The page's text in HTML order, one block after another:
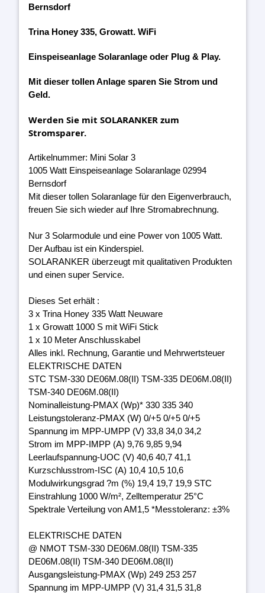
Bernsdorf
Trina Honey 335, Growatt. WiFi
Einspeiseanlage Solaranlage oder Plug & Play.
Mit dieser tollen Anlage sparen Sie Strom und
Geld.
Werden Sie mit SOLARANKER zum
Stromsparer.
Artikelnummer: Mini Solar 3
1005 Watt Einspeiseanlage Solaranlage 02994
Bernsdorf
Mit dieser tollen Solaranlage für den Eigenverbrauch,
freuen Sie sich wieder auf Ihre Stromabrechnung.
Nur 3 Solarmodule und eine Power von 1005 Watt.
Der Aufbau ist ein Kinderspiel.
SOLARANKER überzeugt mit qualitativen Produkten
und einen super Service.
Dieses Set erhält :
3 x Trina Honey 335 Watt Neuware
1 x Growatt 1000 S mit WiFi Stick
1 x 10 Meter Anschlusskabel
Alles inkl. Rechnung, Garantie und Mehrwertsteuer
ELEKTRISCHE DATEN
STC TSM-330 DE06M.08(II) TSM-335 DE06M.08(II)
TSM-340 DE06M.08(II)
Nominalleistung-PMAX (Wp)* 330 335 340
Leistungstoleranz-PMAX (W) 0/+5 0/+5 0/+5
Spannung im MPP-UMPP (V) 33,8 34,0 34,2
Strom im MPP-IMPP (A) 9,76 9,85 9,94
Leerlaufspannung-UOC (V) 40,6 40,7 41,1
Kurzschlusstrom-ISC (A) 10,4 10,5 10,6
Modulwirkungsgrad ?m (%) 19,4 19,7 19,9 STC
Einstrahlung 1000 W/m², Zelltemperatur 25°C
Spektrale Verteilung von AM1,5 *Messtoleranz: ±3%
ELEKTRISCHE DATEN
@ NMOT TSM-330 DE06M.08(II) TSM-335
DE06M.08(II) TSM-340 DE06M.08(II)
Ausgangsleistung-PMAX (Wp) 249 253 257
Spannung im MPP-UMPP (V) 31,4 31,5 31,8